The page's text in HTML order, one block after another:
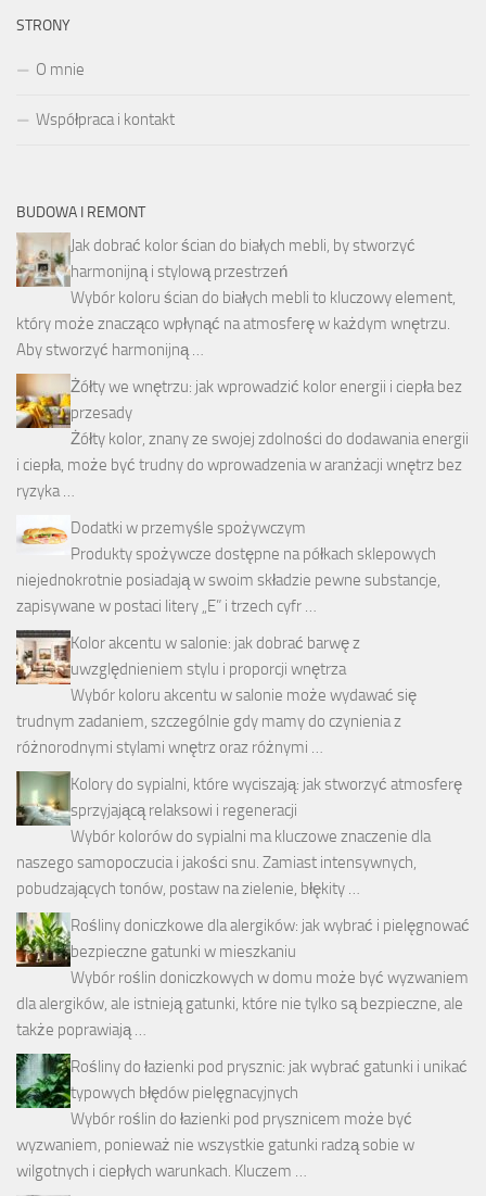
STRONY
O mnie
Współpraca i kontakt
BUDOWA I REMONT
Jak dobrać kolor ścian do białych mebli, by stworzyć
harmonijną i stylową przestrzeń
Wybór koloru ścian do białych mebli to kluczowy element,
który może znacząco wpłynąć na atmosferę w każdym wnętrzu.
Aby stworzyć harmonijną …
Żółty we wnętrzu: jak wprowadzić kolor energii i ciepła bez
przesady
Żółty kolor, znany ze swojej zdolności do dodawania energii
i ciepła, może być trudny do wprowadzenia w aranżacji wnętrz bez
ryzyka …
Dodatki w przemyśle spożywczym
Produkty spożywcze dostępne na półkach sklepowych
niejednokrotnie posiadają w swoim składzie pewne substancje,
zapisywane w postaci litery „E” i trzech cyfr …
Kolor akcentu w salonie: jak dobrać barwę z
uwzględnieniem stylu i proporcji wnętrza
Wybór koloru akcentu w salonie może wydawać się
trudnym zadaniem, szczególnie gdy mamy do czynienia z
różnorodnymi stylami wnętrz oraz różnymi …
Kolory do sypialni, które wyciszają: jak stworzyć atmosferę
sprzyjającą relaksowi i regeneracji
Wybór kolorów do sypialni ma kluczowe znaczenie dla
naszego samopoczucia i jakości snu. Zamiast intensywnych,
pobudzających tonów, postaw na zielenie, błękity …
Rośliny doniczkowe dla alergików: jak wybrać i pielęgnować
bezpieczne gatunki w mieszkaniu
Wybór roślin doniczkowych w domu może być wyzwaniem
dla alergików, ale istnieją gatunki, które nie tylko są bezpieczne, ale
także poprawiają …
Rośliny do łazienki pod prysznic: jak wybrać gatunki i unikać
typowych błędów pielęgnacyjnych
Wybór roślin do łazienki pod prysznicem może być
wyzwaniem, ponieważ nie wszystkie gatunki radzą sobie w
wilgotnych i ciepłych warunkach. Kluczem …